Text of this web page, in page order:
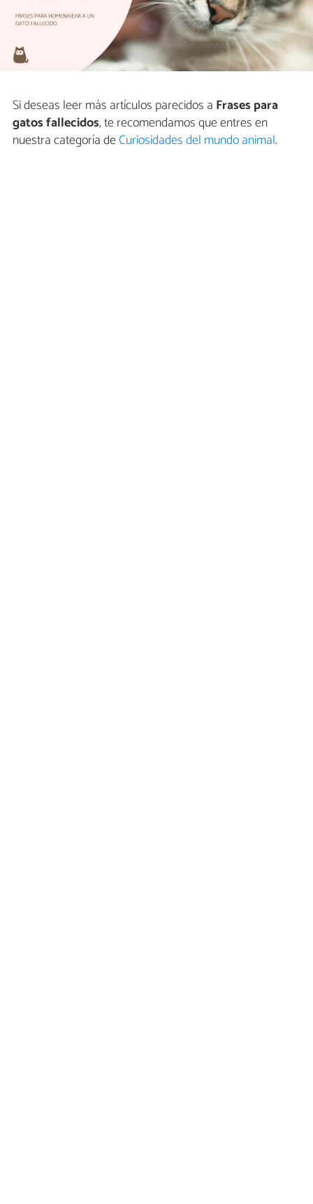
Si deseas leer más artículos parecidos a Frases para
gatos fallecidos, te recomendamos que entres en
nuestra categoría deCuriosidades del mundo animal.